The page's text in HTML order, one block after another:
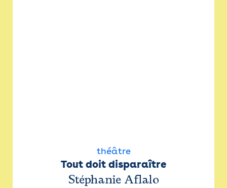
théâtre
Tout doit disparaître
Stéphanie Aflalo